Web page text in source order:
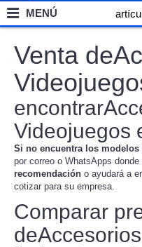
MENÚ
Venta
Videojuegos
Si no encuentra los modelos
por correo o WhatsApps
recomendación o ayudará a
cotizar para su empresa.
Comparar